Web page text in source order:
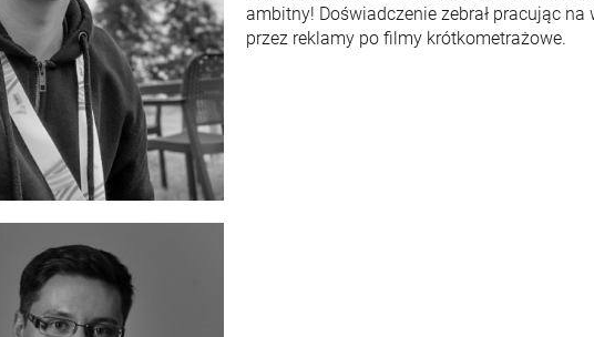
ambitny! Doświadczenie zebrał pracując
przez reklamy po filmy krótkometrażowe.